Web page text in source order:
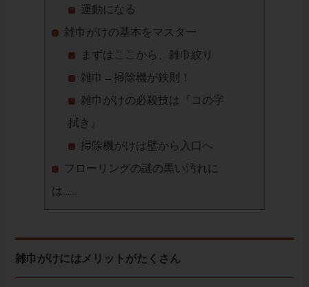
運動になる
雑巾がけの基本をマスター
まずはここから、雑巾絞り
雑巾→掃除機が鉄則！
雑巾がけの必殺技は『コの字
拭き』
掃除機がけは壁から入口へ
フローリングの謎の黒い汚れに
は……
雑巾がけにはメリットがたくさん